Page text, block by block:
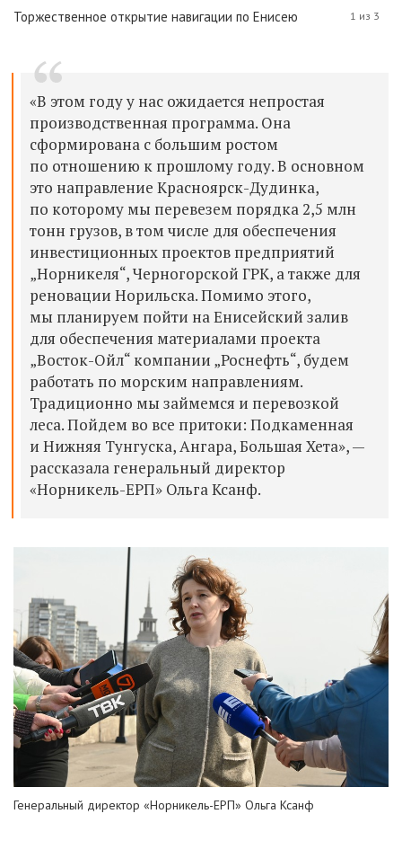
Торжественное открытие навигации по Енисею 1 из 3
«В этом году у нас ожидается непростая
производственная программа. Она
сформирована с большим ростом
по отношению к прошлому году. В основном
это направление Красноярск-Дудинка,
по которому мы перевезем порядка 2,5 млн
тонн грузов, в том числе для обеспечения
инвестиционных проектов предприятий
„Норникеля“, Черногорской ГРК, а также для
реновации Норильска. Помимо этого,
мы планируем пойти на Енисейский залив
для обеспечения материалами проекта
„Восток-Ойл“ компании „Роснефть“, будем
работать по морским направлениям.
Традиционно мы займемся и перевозкой
леса. Пойдем во все притоки: Подкаменная
и Нижняя Тунгуска, Ангара, Большая Хета», —
рассказала генеральный директор
«Норникель-ЕРП» Ольга Ксанф.
Генеральный директор «Норникель-ЕРП» Ольга Ксанф